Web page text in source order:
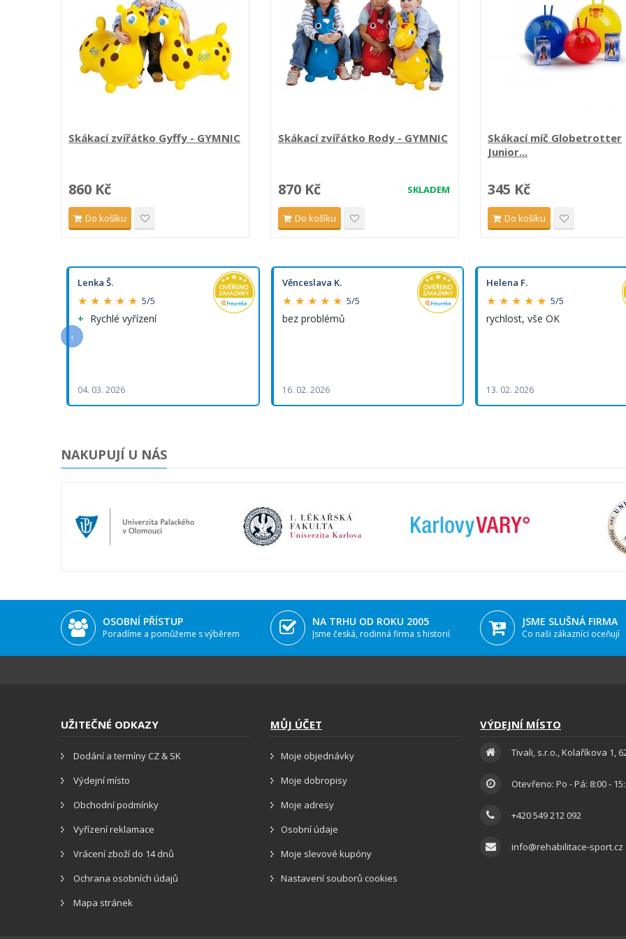
Skákací zvířátko Gyffy - GYMNIC
860 Kč
Do košíku
Skákací zvířátko Rody - GYMNIC
SKLADEM
870 Kč
Do košíku
Skákací míč Globetrotter
Junior...
345 Kč
Do košíku
Lenka Š.
★ ★ ★ ★ ★ 5/5
Rychlé vyřízení
04. 03. 2026
Věnceslava K.
★ ★ ★ ★ ★ 5/5
bez problémů
16. 02. 2026
Helena F.
★ ★ ★ ★ ★ 5/5
rychlost, vše OK
13. 02. 2026
‹
NAKUPUJÍ U NÁS
OSOBNÍ PŘÍSTUP
Poradíme a pomůžeme s výběrem
NA TRHU OD ROKU 2005
Jsme česká, rodinná firma s historií
JSME SLUŠNÁ FIRMA
Co naši zákazníci oceňují
UŽITEČNÉ ODKAZY
Dodání a termíny CZ & SK
Výdejní místo
Obchodní podmínky
Vyřízení reklamace
Vrácení zboží do 14 dnů
Ochrana osobních údajů
Mapa stránek
MŮJ ÚČET
Moje objednávky
Moje dobropisy
Moje adresy
Osobní údaje
Moje slevové kupóny
Nastavení souborů cookies
VÝDEJNÍ MÍSTO
Tivali, s.r.o., Kolaříkova 1,
Otevřeno: Po - Pá: 8:00 -
+420 549 212 092
info@rehabilitace-sport.cz